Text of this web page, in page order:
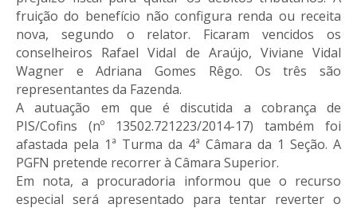
fruição do benefício não configura renda ou receita
nova, segundo o relator. Ficaram vencidos os
conselheiros Rafael Vidal de Araújo, Viviane Vidal
Wagner e Adriana Gomes Rêgo. Os três são
representantes da Fazenda.
A autuação em que é discutida a cobrança de
PIS/Cofins (nº 13502.721223/2014-17) também foi
afastada pela 1ª Turma da 4ª Câmara da 1 Seção. A
PGFN pretende recorrer à Câmara Superior.
Em nota, a procuradoria informou que o recurso
especial será apresentado para tentar reverter o